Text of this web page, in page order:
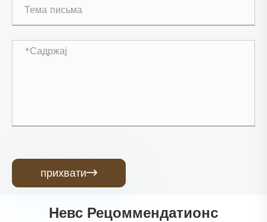
прихвати
Невс Рецоммендатионс